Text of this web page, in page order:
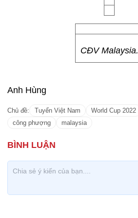
CĐV Malaysia.
Anh Hùng
Chủ đề: Tuyển Việt Nam World Cup 2022
công phượng
malaysia